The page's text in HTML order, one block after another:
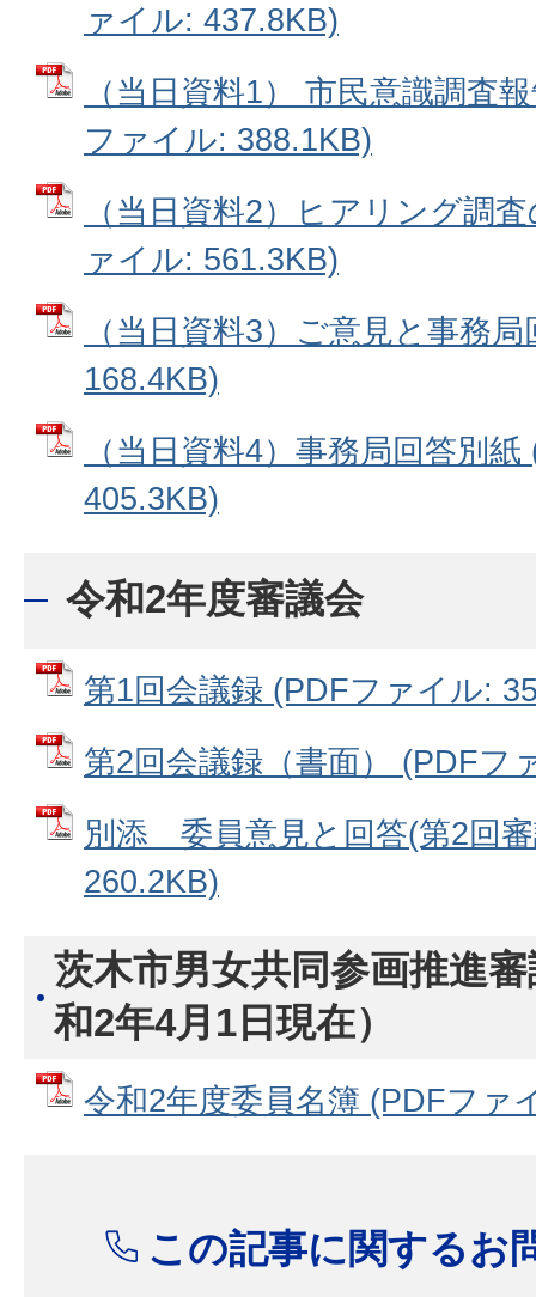
ァイル: 437.8KB)
（当日資料1） 市民意識調査
ファイル: 388.1KB)
（当日資料2）ヒアリング調
ァイル: 561.3KB)
（当日資料3）ご意見と事務
168.4KB)
（当日資料4）事務局回答別
405.3KB)
令和2年度審議会
第1回会議録 (PDFファイル:
第2回会議録（書面） (PDFフ
別添＿委員意見と回答(第2回
260.2KB)
茨木市男女共同参画推進
和2年4月1日現在）
令和2年度委員名簿 (PDFファ
この記事に関するお